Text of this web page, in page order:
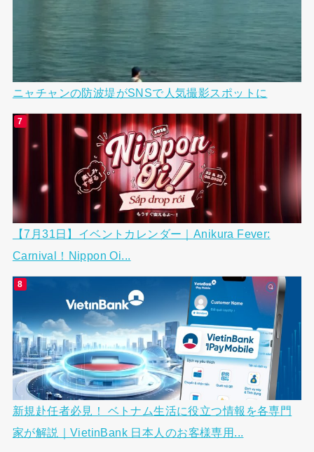
ニャチャンの防波堤がSNSで人気撮影スポットに
【7月31日】イベントカレンダー｜Anikura Fever:
Carnival！Nippon Oi...
新規赴任者必見！ ベトナム生活に役立つ情報を各専門
家が解説｜VietinBank 日本人のお客様専用...